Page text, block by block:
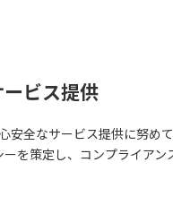
ビス提供
安全なサービス提供に努め
を策定し、コンプライアン